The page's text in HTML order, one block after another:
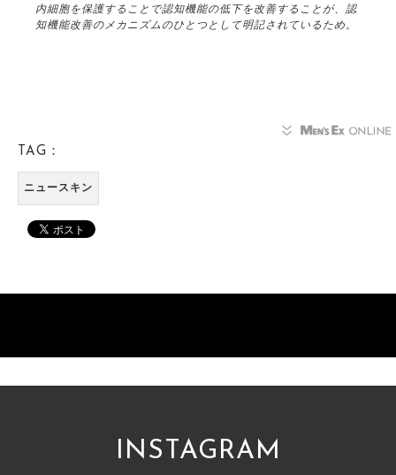
内細胞を保護することで認知機能の低下を改善することが、認
知機能改善のメカニズムのひとつとして明記されているため。
TAG：
ニュースキン
INSTAGRAM